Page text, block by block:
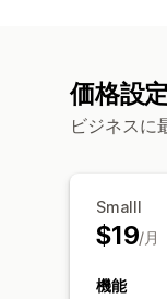
価格設定
ビジネスに
Smalll
$19/月
機能